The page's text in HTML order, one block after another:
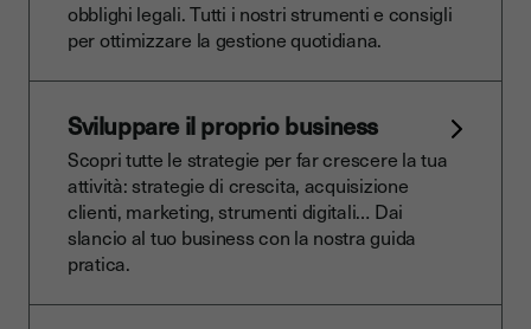
obblighi legali. Tutti i nostri strumenti e consigli
per ottimizzare la gestione quotidiana.
Sviluppare il proprio business
Scopri tutte le strategie per far crescere la tua
attività: strategie di crescita, acquisizione
clienti, marketing, strumenti digitali… Dai
slancio al tuo business con la nostra guida
pratica.